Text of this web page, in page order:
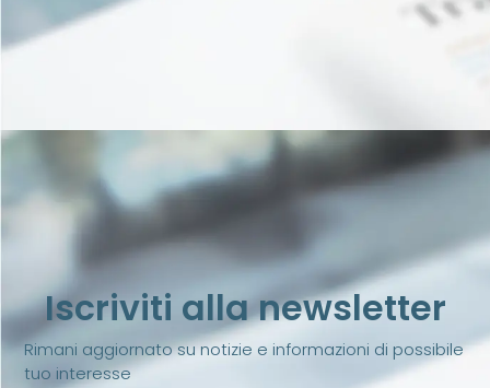
Iscriviti alla newsletter
Rimani aggiornato su notizie e informazioni di possibile
tuo interesse